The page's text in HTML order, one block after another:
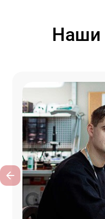
Наши